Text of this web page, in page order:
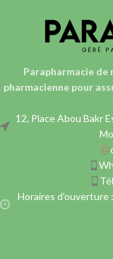
Parapharmacie de
pharmaciennepour
12, Place Abou Bakr
Horaires d'ouverture